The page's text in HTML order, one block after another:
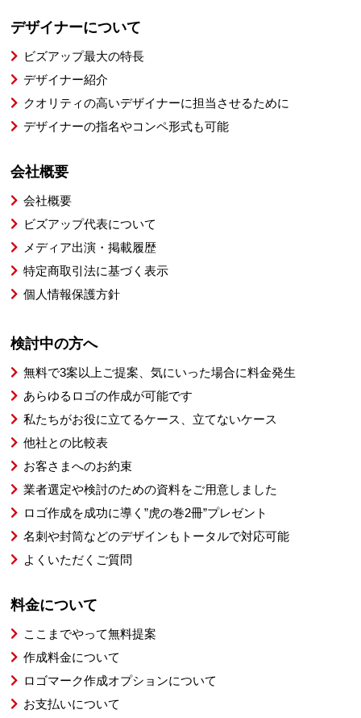
デザイナーについて
ビズアップ最大の特長
デザイナー紹介
クオリティの高いデザイナーに担当させるために
デザイナーの指名やコンペ形式も可能
会社概要
会社概要
ビズアップ代表について
メディア出演・掲載履歴
特定商取引法に基づく表示
個人情報保護方針
検討中の方へ
無料で3案以上ご提案、気にいった場合に料金発生
あらゆるロゴの作成が可能です
私たちがお役に立てるケース、立てないケース
他社との比較表
お客さまへのお約束
業者選定や検討のための資料をご用意しました
ロゴ作成を成功に導く”虎の巻2冊”プレゼント
名刺や封筒などのデザインもトータルで対応可能
よくいただくご質問
料金について
ここまでやって無料提案
作成料金について
ロゴマーク作成オプションについて
お支払いについて